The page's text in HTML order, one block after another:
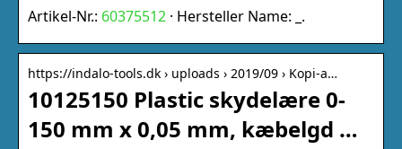
Artikel-Nr.: 60375512 · Hersteller Name: _.
https://indalo-tools.dk › uploads › 2019/09 › Kopi-a…
10125150 Plastic skydelære 0-
150 mm x 0,05 mm, kæbelgd …